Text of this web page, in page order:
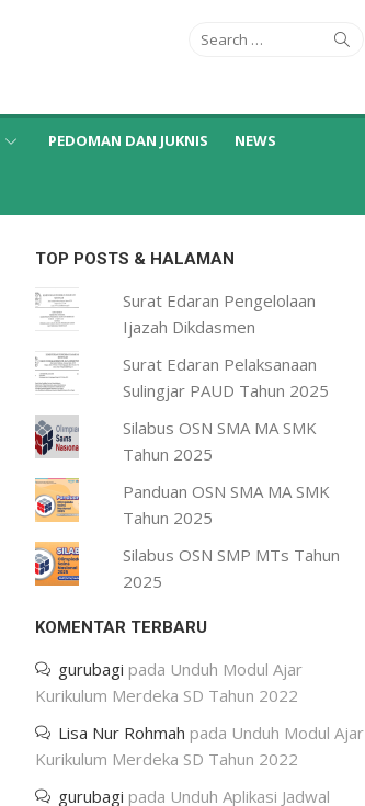
Search
PEDOMAN DAN JUKNIS NEWS
TOP POSTS & HALAMAN
Surat Edaran Pengelolaan
Ijazah Dikdasmen
Surat Edaran Pelaksanaan
Sulingjar PAUD Tahun 2025
Silabus OSN SMA MA SMK
Tahun 2025
Panduan OSN SMA MA SMK
Tahun 2025
Silabus OSN SMP MTs Tahun
2025
KOMENTAR TERBARU
gurubagi pada Unduh Modul Ajar
Kurikulum Merdeka SD Tahun 2022
Lisa Nur Rohmah pada Unduh Modul Ajar
Kurikulum Merdeka SD Tahun 2022
gurubagi pada Unduh Aplikasi Jadwal